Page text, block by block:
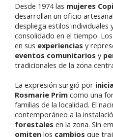
Desde 1974 las mujeres
desarrollan un oficio
despliega estilos individuales
consolidado en el tiempo. Los
en sus experiencias y
eventos comunitarios y
tradicionales de la zona
La expresión surgió por
Rosmarie Prim como una
familias de la localidad. El
contemporáneo a la
forestales en la zona. Sin
omiten los cambios que